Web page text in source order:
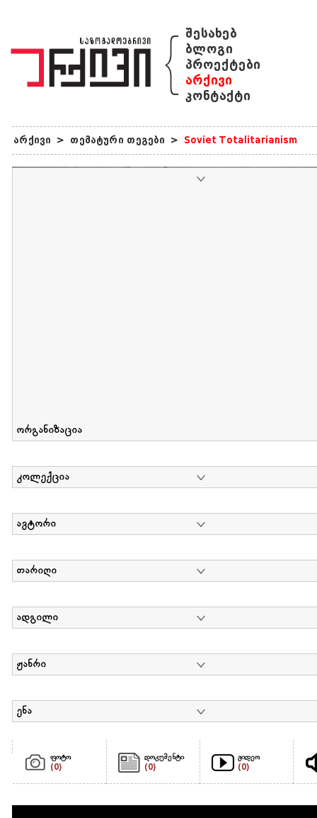
{ შესახებ
ბლოგი
პროექტები
არქივი
კონტაქტი
არქივი > თემატური თეგები > Soviet Totalitarianism
ორგანიზაცია
კოლექცია
ავტორი
თარიღი
ადგილი
ჟანრი
ენა
ფოტო
(0)
დოკუმენტი
(0)
ვიდეო
(0)